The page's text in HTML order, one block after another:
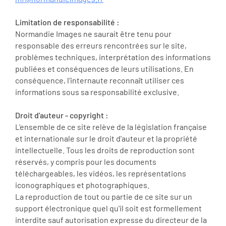
Limitation de responsabilité :
Normandie Images ne saurait être tenu pour
responsable des erreurs rencontrées sur le site,
problèmes techniques, interprétation des informations
publiées et conséquences de leurs utilisations. En
conséquence, l’internaute reconnaît utiliser ces
informations sous sa responsabilité exclusive.
Droit d'auteur - copyright :
L'ensemble de ce site relève de la législation française
et internationale sur le droit d'auteur et la propriété
intellectuelle. Tous les droits de reproduction sont
réservés, y compris pour les documents
téléchargeables, les vidéos, les représentations
iconographiques et photographiques.
La reproduction de tout ou partie de ce site sur un
support électronique quel qu'il soit est formellement
interdite sauf autorisation expresse du directeur de la